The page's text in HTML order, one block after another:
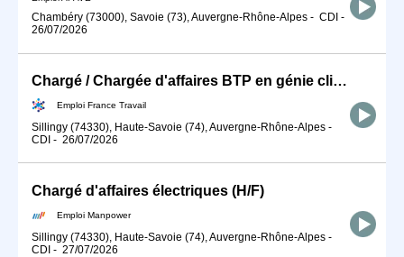
Chambéry (73000), Savoie (73), Auvergne-Rhône-Alpes - CDI -
26/07/2026
Chargé / Chargée d'affaires BTP en génie climatique et énergétiqu (H/F)
Emploi France Travail
Sillingy (74330), Haute-Savoie (74), Auvergne-Rhône-Alpes -
CDI - 26/07/2026
Chargé d'affaires électriques (H/F)
Emploi Manpower
Sillingy (74330), Haute-Savoie (74), Auvergne-Rhône-Alpes -
CDI - 27/07/2026